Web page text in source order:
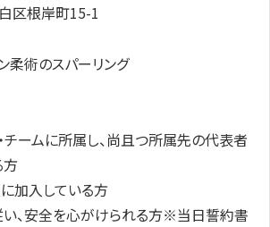
岸町15-1
柔術のスパーリング
チームに所属し、尚且つ所属先の代表者
方
加入している方
い、安全を心がけられる方※当日誓約書